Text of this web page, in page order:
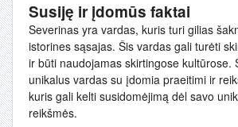
Susiję ir įdomūs faktai
Severinas yra vardas, kuris turi gilias
istorines sąsajas. Šis vardas gali turėti
ir būti naudojamas skirtingose kultūrose.
unikalus vardas su įdomia praeitimi ir
kuris gali kelti susidomėjimą dėl savo
reikšmės.